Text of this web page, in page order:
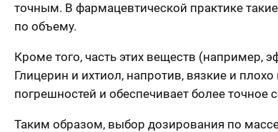
точным. В фармацевтической практике
по объему.
Кроме того, часть этих веществ (например,
Глицерин и ихтиол, напротив, вязкие и
погрешностей и обеспечивает более
Таким образом, выбор дозирования по